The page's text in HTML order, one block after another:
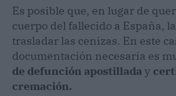
Es posible que, en lugar de
cuerpo del fallecido a España,
trasladar las cenizas. En este
documentación necesaria es
de defunción apostillada y
cremación.